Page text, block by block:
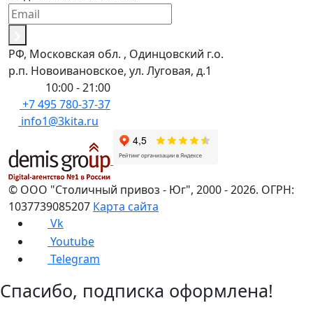
РФ, Московская обл. , Одинцовский г.о.
р.п. Новоивановское, ул. Луговая, д.1
10:00 - 21:00
+7 495 780-37-37
info1@3kita.ru
© ООО "Столичный привоз - Юг", 2000- 2026. ОГРН:
1037739085207 Карта сайта
Vk
Youtube
Telegram
Спасибо, подписка оформлена!